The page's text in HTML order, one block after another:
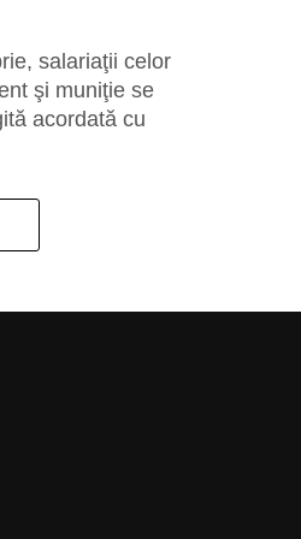
salariaţii celor
şi muniţie se
acordată cu